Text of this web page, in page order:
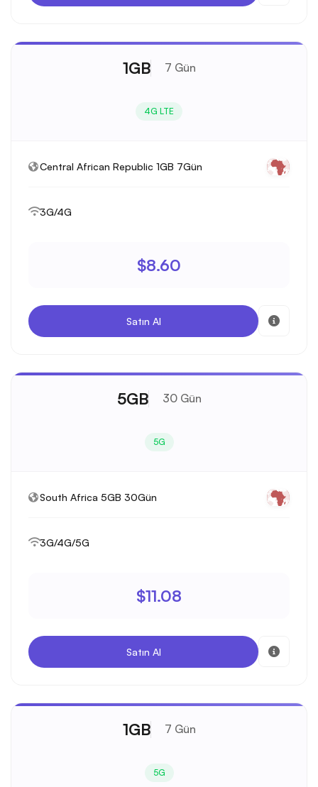
1GB 7 Gün
4G LTE
Central African Republic 1GB 7Gün
3G/4G
$8.60
Satın Al
5GB 30 Gün
5G
South Africa 5GB 30Gün
3G/4G/5G
$11.08
Satın Al
1GB 7 Gün
5G